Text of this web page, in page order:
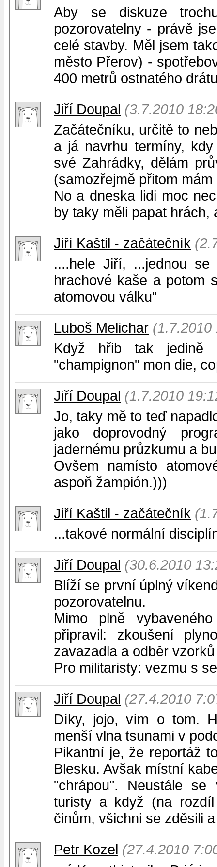
Aby se diskuze
pozorovatelny - právě
celé stavby. Měl jsem
město Přerov) -
400 metrů ostnatého
Jiří Doupal (3.7.2010
Začátečníku, určitě to
a já navrhu termíny,
své Zahrádky, dělám
(samozřejmě přitom
No a dneska lidi moc
by taky měli papat hrách,
Jiří Kaštil - začátečník
....hele Jiří, ...jednou se
hrachové kaše a potom
atomovou válku"
Luboš Melichar (1.7.2010
Když hřib tak jedině
"champignon" mon die,
Jiří Doupal (1.7.2010
Jo, taky mě to teď
jako doprovodný
jadernému průzkumu a
Ovšem namísto
aspoň žampión.)))
Jiří Kaštil - začátečník
...takové normální
Jiří Doupal (30.6.2010
Blíží se první úplný
pozorovatelnu.
Mimo plně
připravil: zkoušení
zavazadla a odběr
Pro militaristy: vezmu s
Jiří Doupal (27.4.2010
Díky, jojo, vím o tom.
menší vlna tsunami v
Pikantní je, že reportáž
Blesku. Avšak místní
"chrápou". Neustále
turisty a když (na
činům, všichni se zděsili
Petr Kozel (27.4.2010